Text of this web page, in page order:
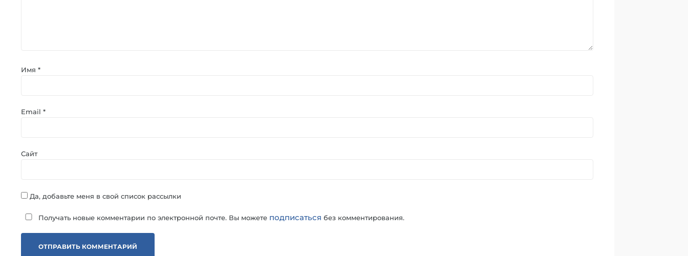
Имя *
Email *
Сайт
Да, добавьте меня в свой список рассылки
Получать новые комментарии по электронной почте. Вы можете подписаться без комментирования.